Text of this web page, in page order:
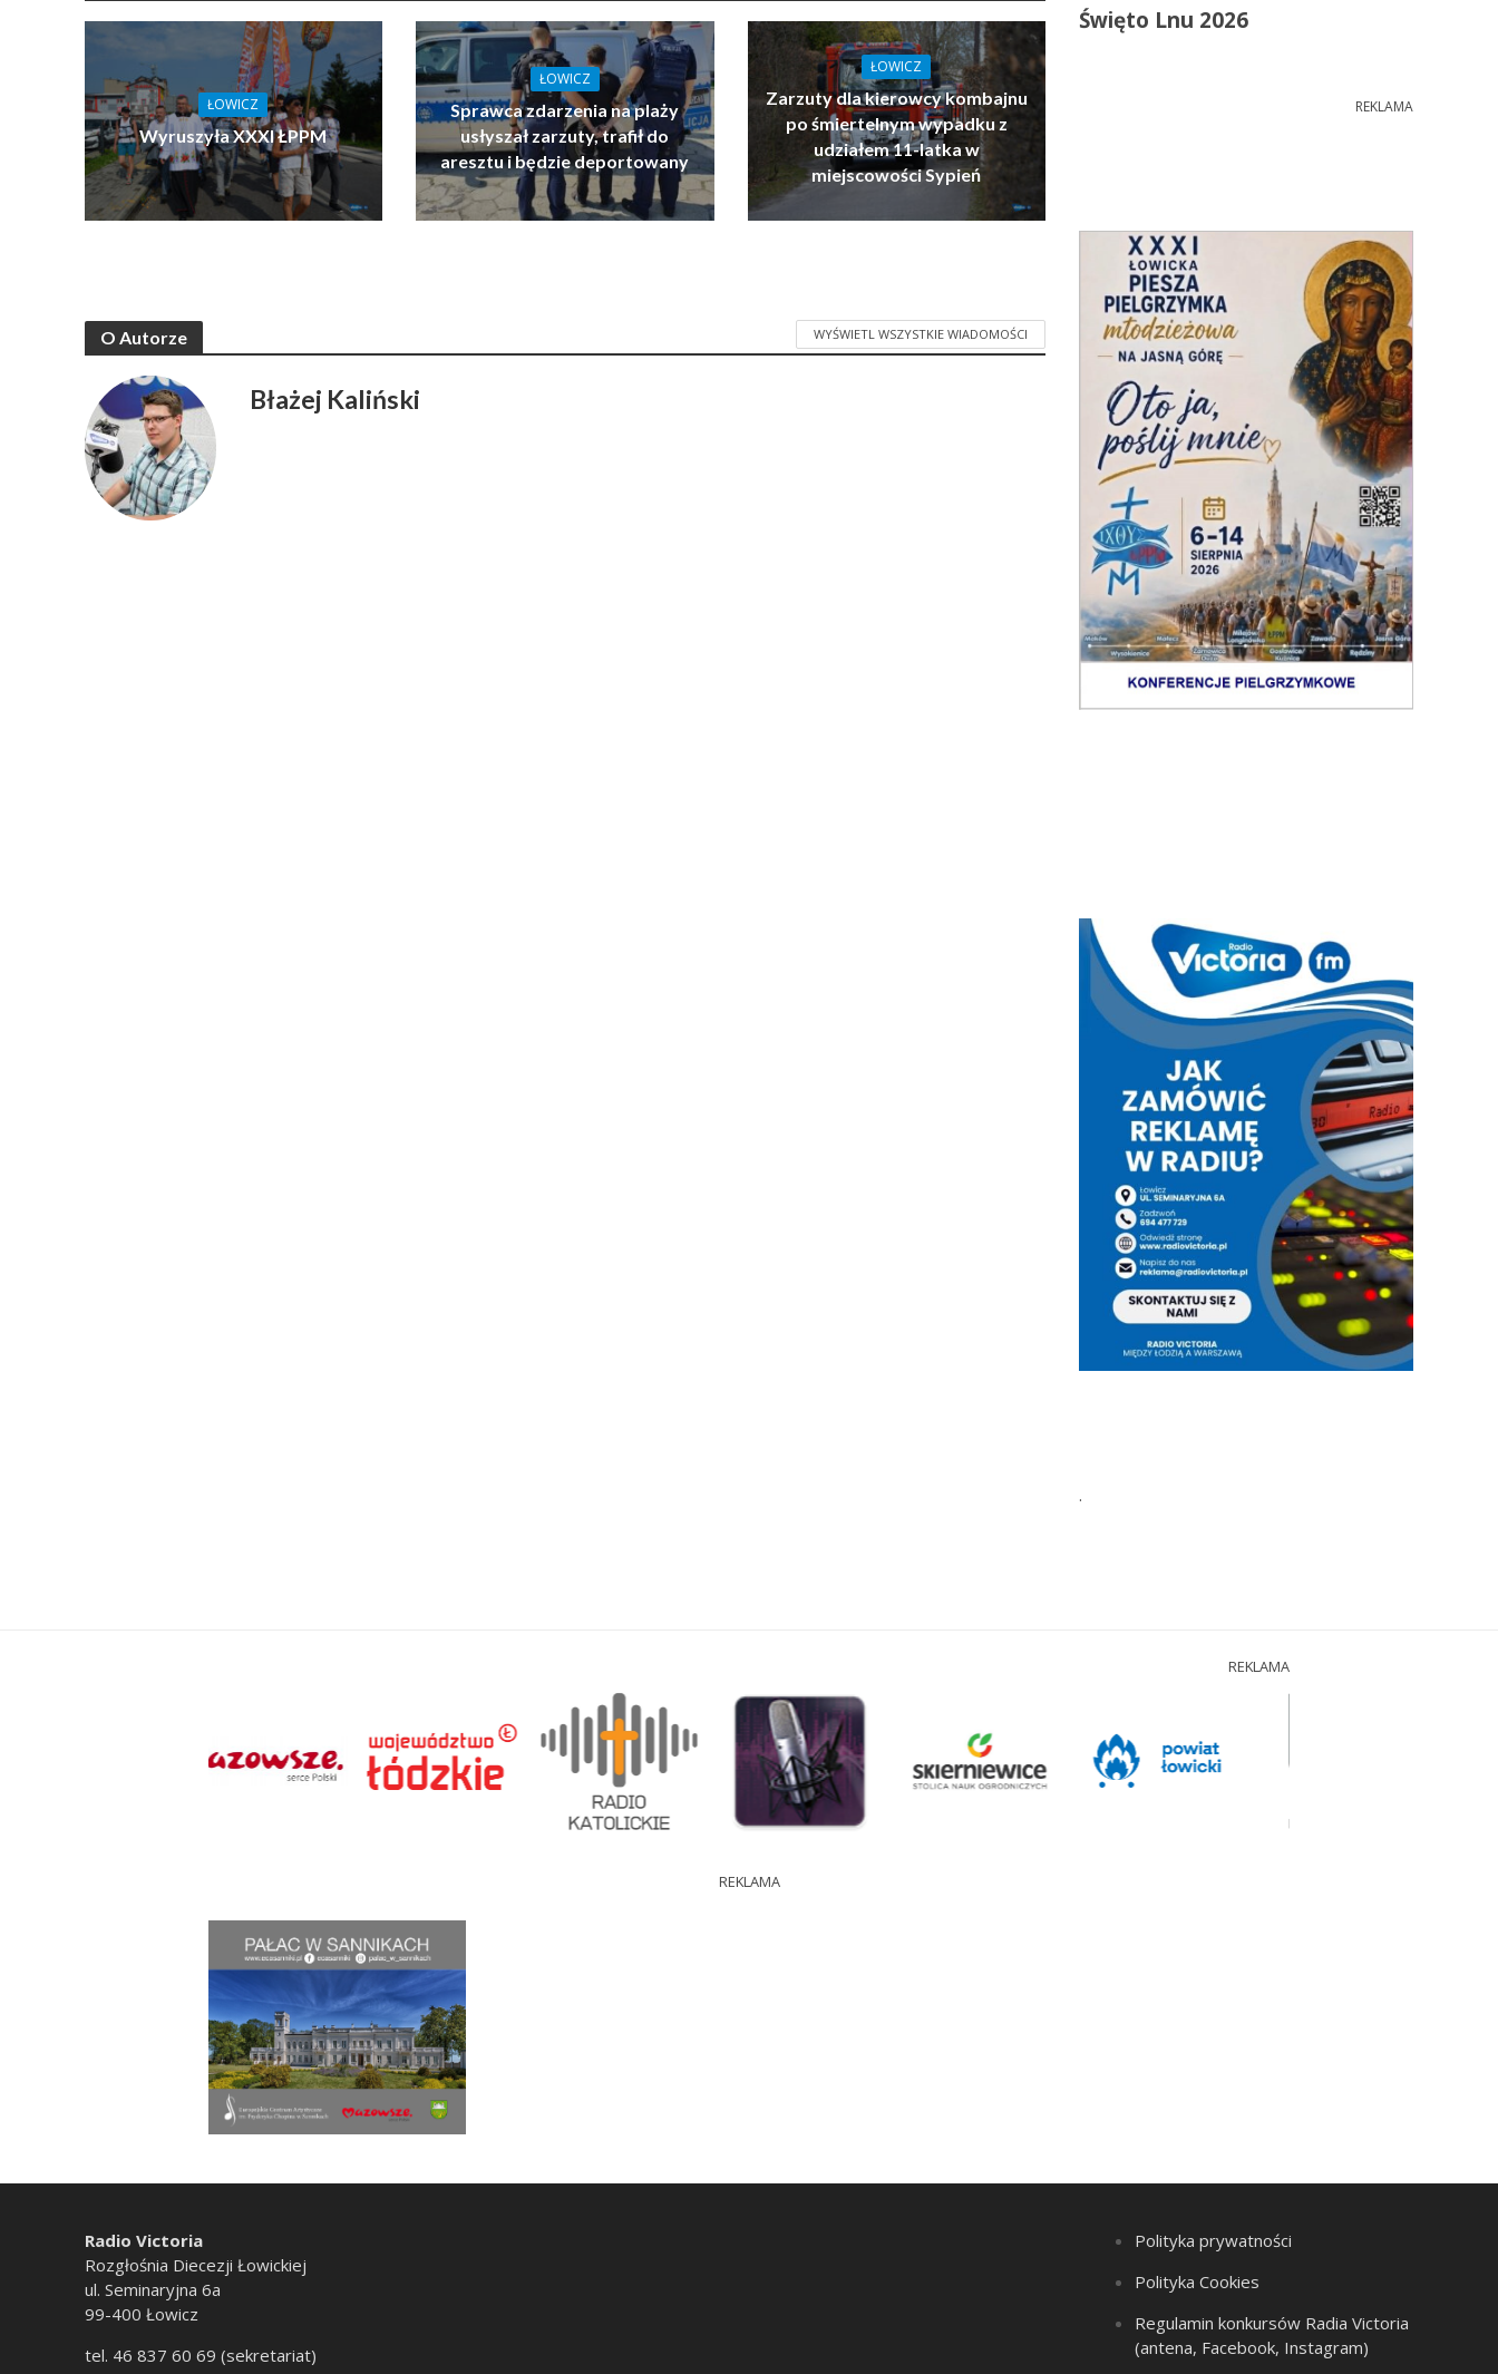
ŁOWICZ
Wyruszyła XXXI ŁPPM
ŁOWICZ
Sprawca zdarzenia na plaży
usłyszał zarzuty, trafił do
aresztu i będzie deportowany
ŁOWICZ
Zarzuty dla kierowcy kombajnu
po śmiertelnym wypadku z
udziałem 11-latka w
miejscowości Sypień
O Autorze WYŚWIETL WSZYSTKIE WIADOMOŚCI
Błażej Kaliński
Święto Lnu 2026
REKLAMA
.
REKLAMA
REKLAMA
Radio Victoria
Rozgłośnia Diecezji Łowickiej
ul. Seminaryjna 6a
99-400 Łowicz
tel. 46 837 60 69 (sekretariat)
Polityka prywatności
Polityka Cookies
Regulamin konkursów Radia Victoria
(antena, Facebook, Instagram)